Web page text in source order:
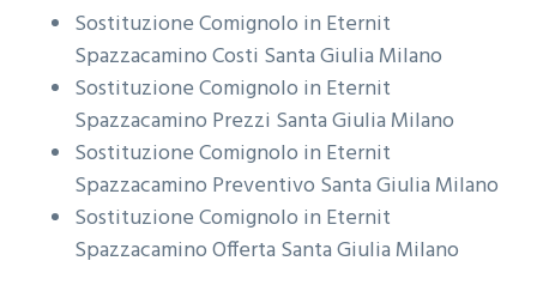
Sostituzione Comignolo in Eternit
Spazzacamino Costi Santa Giulia Milano
Sostituzione Comignolo in Eternit
Spazzacamino Prezzi Santa Giulia Milano
Sostituzione Comignolo in Eternit
Spazzacamino Preventivo Santa Giulia Milano
Sostituzione Comignolo in Eternit
Spazzacamino Offerta Santa Giulia Milano